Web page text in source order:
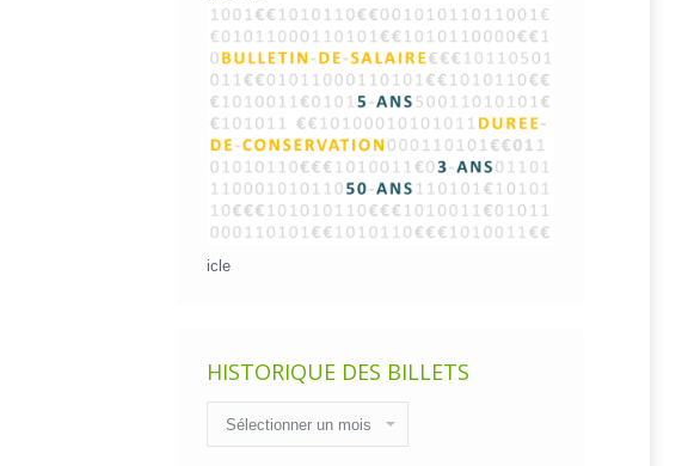
icle
HISTORIQUE DES BILLETS
des
billets